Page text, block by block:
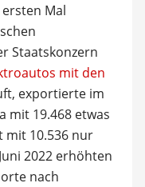
Mal
Staatskonzern
mit den
exportierte im
mit 19.468 etwas
mit 10.536 nur
2022 erhöhten
nach